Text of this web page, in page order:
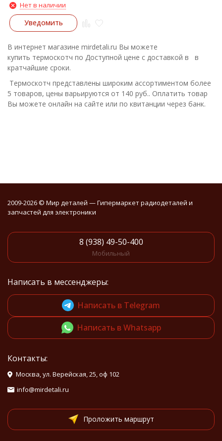
Нет в наличии
Уведомить
В интернет магазине mirdetali.ru Вы можете
купить термоскотч по Доступной цене с доставкой в в
кратчайшие сроки.
Термоскотч представлены широким ассортиментом более
5 товаров, цены варьируются от 140 руб.. Оплатить товар
Вы можете онлайн на сайте или по квитанции через банк.
2009-2026 © Мир деталей — Гипермаркет радиодеталей и
запчастей для электроники
8 (938) 49-50-400
Мобильный
Написать в мессенджеры:
Написать в Telegram
Написать в Whatsapp
Контакты:
Москва, ул. Верейская, 25, оф 102
info@mirdetali.ru
Проложить маршрут